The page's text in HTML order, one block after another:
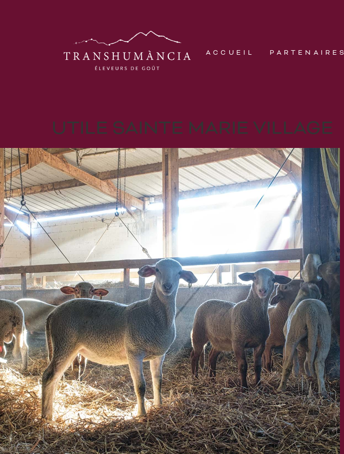
ACCUEIL PARTENAIRES
UTILE SAINTE MARIE VILLAGE